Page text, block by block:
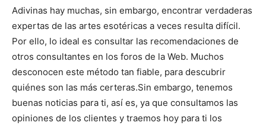
Adivinas hay muchas, sin embargo, encontrar verdaderas
expertas de las artes esotéricas a veces resulta difícil.
Por ello, lo ideal es consultar las recomendaciones de
otros consultantes en los foros de la Web. Muchos
desconocen este método tan fiable, para descubrir
quiénes son las más certeras.Sin embargo, tenemos
buenas noticias para ti, así es, ya que consultamos las
opiniones de los clientes y traemos hoy para ti los